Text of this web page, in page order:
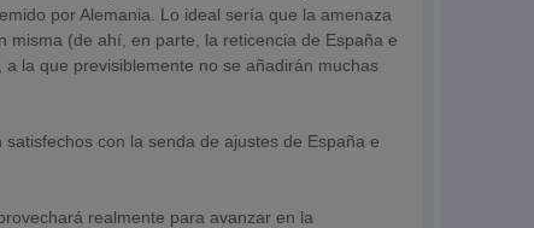
por Alemania. Lo ideal sería que la amenaza
misma (de ahí, en parte, la reticencia de España e
la que previsiblemente no se añadirán muchas
con la senda de ajustes de España e
realmente para avanzar en la